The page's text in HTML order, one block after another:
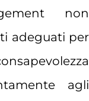
non
adeguati per
agli